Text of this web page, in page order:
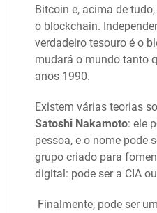
Bitcoin e, acima de
o blockchain.
verdadeiro tesouro é o
mudará o mundo tanto
anos 1990.
Existem várias teorias
Satoshi Nakamoto: ele
pessoa, e o nome pode
grupo criado para
digital: pode ser a CIA
Finalmente, pode ser